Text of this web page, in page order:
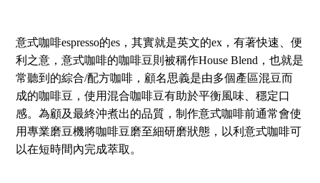
意式咖啡espresso的es，其實就是英文的ex，有著快速、便
利之意，意式咖啡的咖啡豆則被稱作House Blend，也就是
常聽到的綜合/配方咖啡，顧名思義是由多個產區混豆而
成的咖啡豆，使用混合咖啡豆有助於平衡風味、穩定口
感。為顧及最終沖煮出的品質，制作意式咖啡前通常會使
用專業磨豆機將咖啡豆磨至細研磨狀態，以利意式咖啡可
以在短時間內完成萃取。